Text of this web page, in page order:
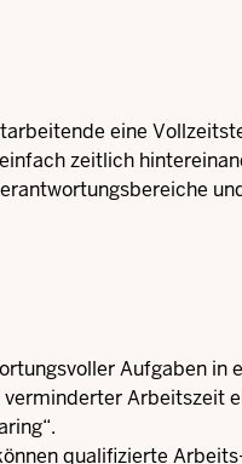
eine
zeitlich
Aufgaben
Arbeitszeit
qualifizierte